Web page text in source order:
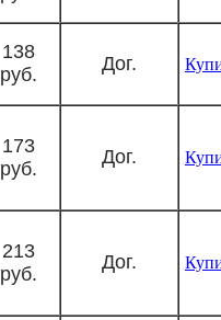
138
руб.
Дог.
173
руб.
Дог.
213
руб.
Дог.